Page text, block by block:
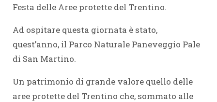
Festa delle Aree protette del Trentino.
Ad ospitare questa giornata è stato,
quest’anno, il Parco Naturale Paneveggio Pale
di San Martino.
Un patrimonio di grande valore quello delle
aree protette del Trentino che, sommato alle